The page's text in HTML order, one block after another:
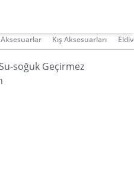
Aksesuarlar Kış Aksesuarları